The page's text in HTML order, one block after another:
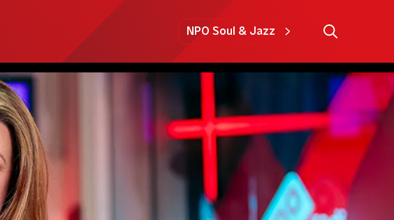
NPO Soul & Jazz